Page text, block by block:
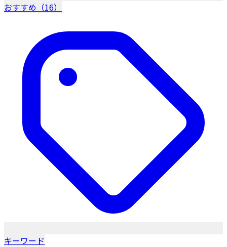
おすすめ（16）
キーワード